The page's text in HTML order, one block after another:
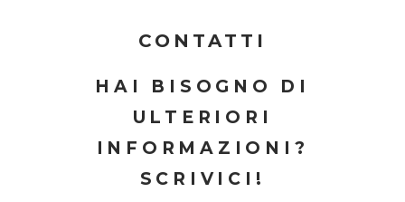
CONTATTI
HAI BISOGNO DI
ULTERIORI
INFORMAZIONI?
SCRIVICI!